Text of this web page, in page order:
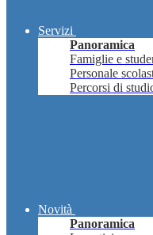
Servizi
Panoramica
Famiglie e
Personale
Percorsi di
Novità
Panoramica